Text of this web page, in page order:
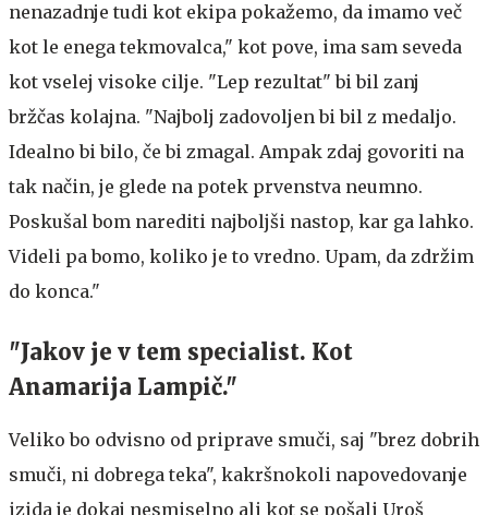
nenazadnje tudi kot ekipa pokažemo, da imamo več
kot le enega tekmovalca," kot pove, ima sam seveda
kot vselej visoke cilje. "Lep rezultat" bi bil zanj
bržčas kolajna. "Najbolj zadovoljen bi bil z medaljo.
Idealno bi bilo, če bi zmagal. Ampak zdaj govoriti na
tak način, je glede na potek prvenstva neumno.
Poskušal bom narediti najboljši nastop, kar ga lahko.
Videli pa bomo, koliko je to vredno. Upam, da zdržim
do konca."
"Jakov je v tem specialist. Kot
Anamarija Lampič."
Veliko bo odvisno od priprave smuči, saj "brez dobrih
smuči, ni dobrega teka", kakršnokoli napovedovanje
izida je dokaj nesmiselno ali kot se pošali Uroš